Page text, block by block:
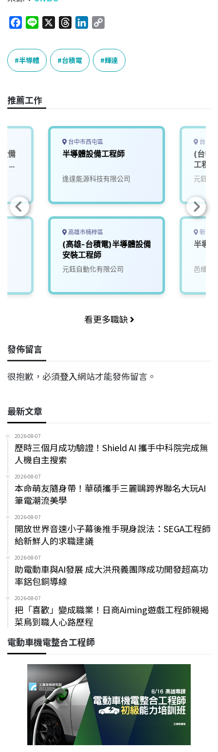
c
e
b
o
k
n
e
r
e
a
k
n
p
y
L
k
半導體 台積電 輝達
推薦工作
備
台中市西屯區
半導體設備工程師
逢達能源科技有限公司
高雄市楠梓區
(高雄-台積電)半導體設備
安裝工程師
元鈺自動化有限公司
台中
(台中-
工程師
元鈺自
新竹
半導
邑維科
看更多職缺
發佈留言
很抱歉，必須登入網站才能發佈留言。
最新文章
2026-08-07
歷時三個月成功驗證！Shield AI 攜手中科院完成無
人機自主搜索
2026-08-07
本命萌友隨身帶！華碩攜手三麗鷗跨界聯名大玩AI
筆電潮流美學
2026-08-07
開放世界音速小子幕後推手現身說法：SEGA工程師
給新鮮人的求職建議
2026-08-07
助電動車與AI發展 成大洪飛義團隊成功開發超高功
率鋁包銅導線
2026-08-07
把「喜歡」變成職業！日商Aiming遊戲工程師親揭
菜鳥到職人心路歷程
電動車機電整合工程師